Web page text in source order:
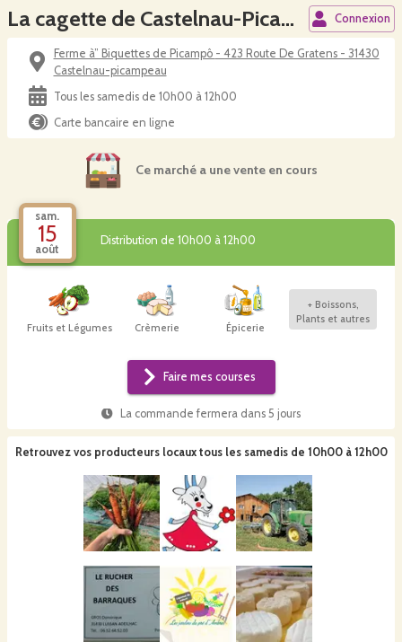
La cagette de Castelnau-Picampeau Connexion
Ferme à” Biquettes de Picampô - 423 Route De Gratens - 31430
Castelnau-picampeau
Tous les samedis de 10h00 à 12h00
Carte bancaire en ligne
Ce marché a une vente en cours
sam.
15
août
Distribution de 10h00 à 12h00
Fruits et Légumes Crèmerie Épicerie
+ Boissons,
Plants et autres
Faire mes courses
La commande fermera dans 5 jours
Retrouvez vos producteurs locaux tous les samedis de 10h00 à 12h00